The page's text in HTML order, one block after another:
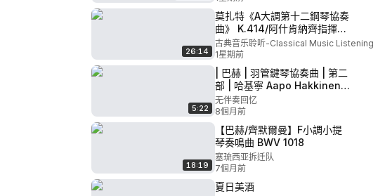
26:14
莫扎特《A大調第十二鋼琴協奏
曲》 K.414/阿什肯納齊指揮並
演奏/皇家愛樂樂團/Mozart-
Piano Concerto No. 12 in A
Major, K.
414/Ashkenazy/Royal
Philharmonic Orchest
古典音乐聆听-Classical Music Listening
1星期前
5:22
| 巴赫 | 羽管鍵琴協奏曲 | 第二
部 | 哈基寧 Aapo Hakkinen -
Bach Harpsichord
Concertos II P9 -
09,Concerto Ⅵ in D major
BWV1057
无伴奏回忆
8個月前
18:19
【巴赫/齊默爾曼】F小調小提
琴奏鳴曲 BWV 1018
塞琉西亚拆迁队
7個月前
夏日美酒